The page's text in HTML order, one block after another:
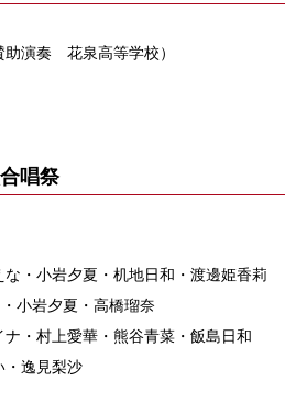
演奏 花泉高等学校）
唱祭
・小岩夕夏・机地日和・渡邊姫香莉
小岩夕夏・高橋瑠奈
・村上愛華・熊谷青菜・飯島日和
・逸見梨沙